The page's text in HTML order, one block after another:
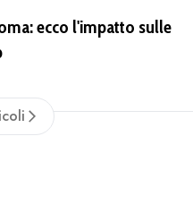
ecco l'impatto sulle